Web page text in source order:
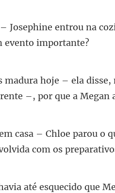
ntrou na
até esquecido que